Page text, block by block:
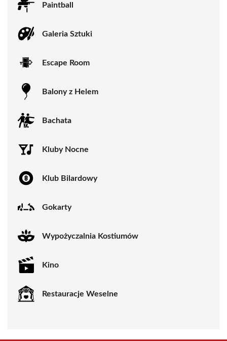
Paintball
Galeria Sztuki
Escape Room
Balony z Helem
Bachata
Kluby Nocne
Klub Bilardowy
Gokarty
Wypożyczalnia Kostiumów
Kino
Restauracje Weselne